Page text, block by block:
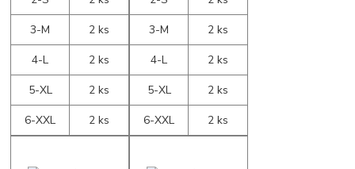
3-M
2 ks
4-L
2 ks
5-XL
2 ks
6-XXL
2 ks
3-M
2 ks
4-L
2 ks
5-XL
2 ks
6-XXL
2 ks